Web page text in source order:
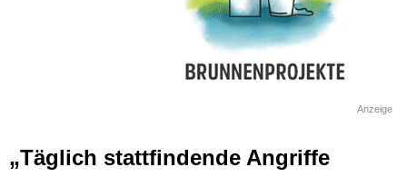
Anzeige
„Täglich stattfindende Angriffe